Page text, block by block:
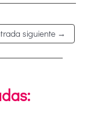
siguiente →